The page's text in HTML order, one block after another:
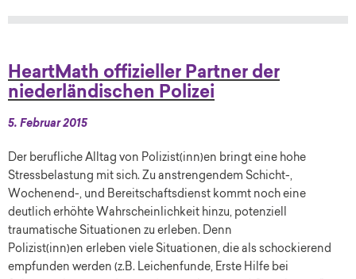
HeartMath offizieller Partner der
niederländischen Polizei
5. Februar 2015
Der berufliche Alltag von Polizist(inn)en bringt eine hohe
Stressbelastung mit sich. Zu anstrengendem Schicht-,
Wochenend-, und Bereitschaftsdienst kommt noch eine
deutlich erhöhte Wahrscheinlichkeit hinzu, potenziell
traumatische Situationen zu erleben. Denn
Polizist(inn)en erleben viele Situationen, die als schockierend
empfunden werden (z.B. Leichenfunde, Erste Hilfe bei